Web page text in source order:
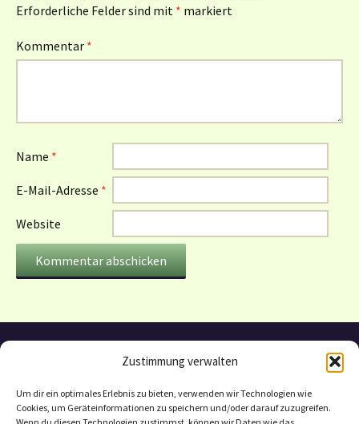
Zustimmung verwalten
Um dir ein optimales Erlebnis zu bieten, verwenden wir Technologien wie
Cookies, um Geräteinformationen zu speichern und/oder darauf zuzugreifen.
Erforderliche Felder sind mit * markiert
Kommentar *
Name *
E-Mail-Adresse *
Website